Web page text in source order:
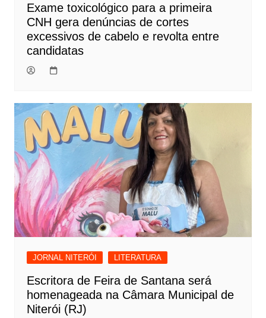
Exame toxicológico para a primeira
CNH gera denúncias de cortes
excessivos de cabelo e revolta entre
candidatas
JORNAL NITERÓI LITERATURA
Escritora de Feira de Santana será
homenageada na Câmara Municipal de
Niterói (RJ)